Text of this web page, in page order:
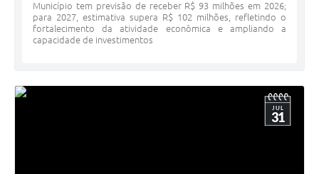
Município tem previsão de receber R$ 93 milhões em 2026;
para 2027, estimativa supera R$ 102 milhões, refletindo o
fortalecimento da atividade econômica e ampliando a
capacidade de investimentos
JUL
31